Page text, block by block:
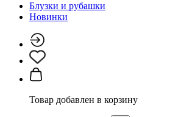
Блузки и рубашки
Новинки
Товар добавлен в корзину